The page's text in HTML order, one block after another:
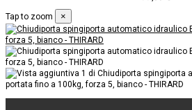
Tap to zoom
×